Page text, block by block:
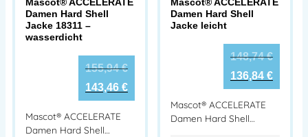
Mascot® ACCELERATE
Damen Hard Shell
Jacke 18311 –
wasserdicht
155,94€
143,46 €
Mascot® ACCELERATE
Damen Hard Shell…
Mascot® ACCELERATE
Damen Hard Shell
Jacke leicht
148,74€
136,84 €
Mascot® ACCELERATE
Damen Hard Shell…